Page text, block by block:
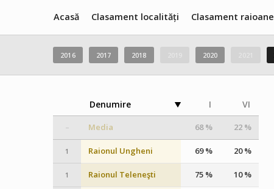
Acasă Clasament localități Clasament raioane
2016 2017 2018 2020
Denumire I VI
– Media 68 % 22 %
1 Raionul Ungheni 69 % 20 %
1 Raionul Teleneşti 75 % 10 %